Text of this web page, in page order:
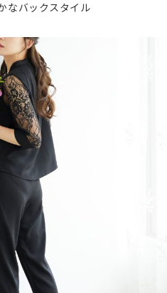
なバックスタイル